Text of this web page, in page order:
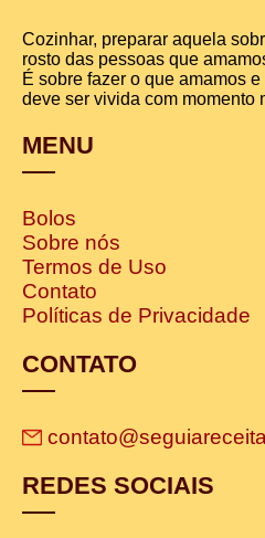
Cozinhar, preparar aquela
rosto das pessoas que
É sobre fazer o que amamos
deve ser vivida com momento
MENU
Bolos
Sobre nós
Termos de Uso
Contato
Políticas de Privacidade
CONTATO
REDES SOCIAIS